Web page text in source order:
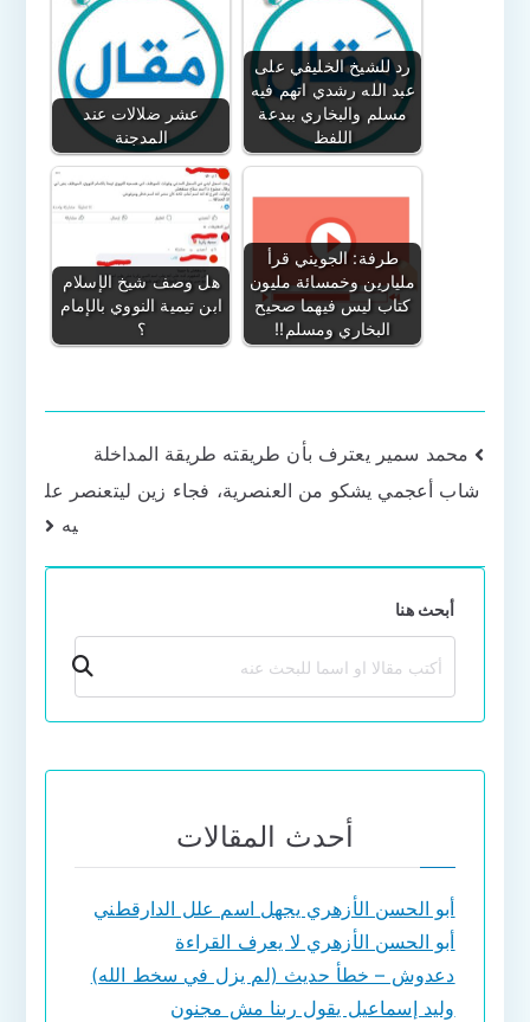
عشر ضلالات عند
المدجنة
رد للشيخ الخليفي على
عبد الله رشدي اتهم فيه
مسلم والبخاري ببدعة
اللفظ
هل وصف شيخ الإسلام
ابن تيمية النووي بالإمام
؟
طرفة: الجويني قرأ
مليارين وخمسائة مليون
كتاب ليس فيهما صحيح
البخاري ومسلم!!
تصفّح
المقالات
محمد سمير يعترف بأن طريقته طريقة المداخلة
شاب أعجمي يشكو من العنصرية، فجاء زين ليتعنصر عل
يه
أبحث هنا
بحث
أحدث المقالات
أبو الحسن الأزهري يجهل اسم علل الدارقطني
أبو الحسن الأزهري لا يعرف القراءة
دعدوش – خطأ حديث (لم يزل في سخط الله)
وليد إسماعيل يقول ربنا مش مجنون